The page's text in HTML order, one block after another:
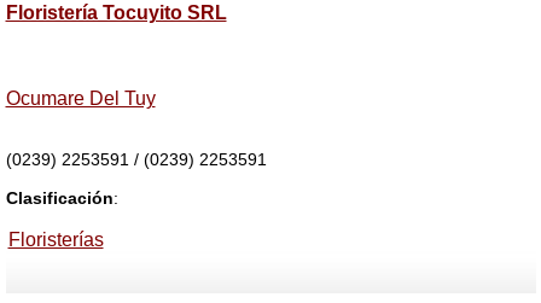
Floristería Tocuyito SRL
Ocumare Del Tuy
(0239) 2253591 / (0239) 2253591
Clasificación:
Floristerías